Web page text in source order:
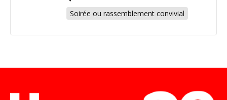
Soirée ou rassemblement convivial